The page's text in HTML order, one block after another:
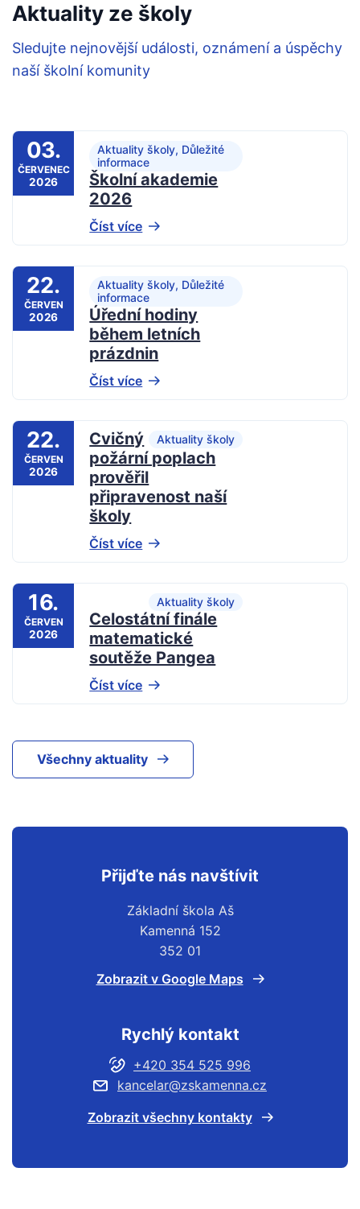
Aktuality ze školy
Sledujte nejnovější události, oznámení a úspěchy
naší školní komunity
03.
ČERVENEC
2026
Aktuality školy, Důležité
informace
Školní akademie
2026
Číst více
22.
ČERVEN
2026
Aktuality školy, Důležité
informace
Úřední hodiny
během letních
prázdnin
Číst více
22.
ČERVEN
2026
Aktuality školy
Cvičný
požární poplach
prověřil
připravenost naší
školy
Číst více
16.
ČERVEN
2026
Aktuality školy
Celostátní finále
matematické
soutěže Pangea
Číst více
Všechny aktuality
Přijďte nás navštívit
Základní škola Aš
Kamenná 152
352 01
Zobrazit v Google Maps
Rychlý kontakt
+420 354 525 996
kancelar@zskamenna.cz
Zobrazit všechny kontakty